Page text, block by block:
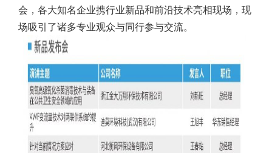
会，各大知名企业携行业新品和前沿技术亮相现场，现
场吸引了诸多专业观众与同行参与交流。